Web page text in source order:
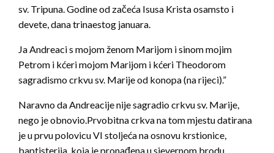
sv. Tripuna. Godine od začeća Isusa Krista osamsto i
devete, dana trinaestog januara.
Ja Andreaci s mojom ženom Marijom i sinom mojim
Petrom i kćeri mojom Marijom i kćeri Theodorom
sagradismo crkvu sv. Marije od konopa (na rijeci).”
Naravno da Andreacije nije sagradio crkvu sv. Marije,
nego je obnovio.Prvobitna crkva na tom mjestu datirana
je u prvu polovicu VI stoljeća na osnovu krstionice,
baptisterija, koja je pronađena u sjevernom brodu